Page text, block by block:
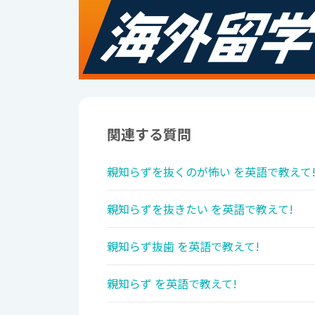
関連する質問
親知らずを抜くのが怖い を英語で教えて!
親知らずを抜きたい を英語で教えて!
親知らず抜歯 を英語で教えて!
親知らず を英語で教えて!